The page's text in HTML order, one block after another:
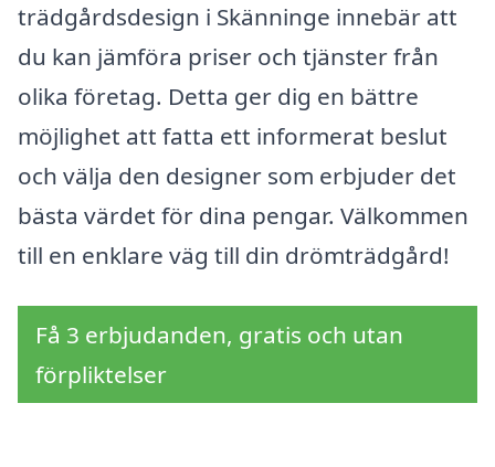
trädgårdsdesign i Skänninge innebär att
du kan jämföra priser och tjänster från
olika företag. Detta ger dig en bättre
möjlighet att fatta ett informerat beslut
och välja den designer som erbjuder det
bästa värdet för dina pengar. Välkommen
till en enklare väg till din drömträdgård!
Få 3 erbjudanden, gratis och utan
förpliktelser